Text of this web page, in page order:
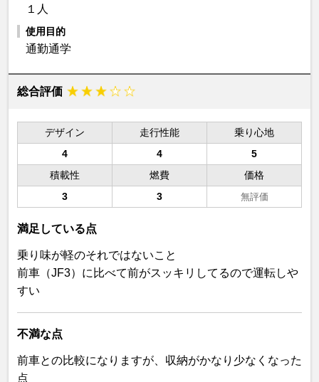
１人
使用目的
通勤通学
総合評価
デザイン 走行性能
乗り心地
4
4
5
積載性
燃費
価格
3
3 無評価
満足している点
乗り味が軽のそれではないこと
前車（JF3）に比べて前がスッキリしてるので運転しや
すい
不満な点
前車との比較になりますが、収納がかなり少なくなった
点